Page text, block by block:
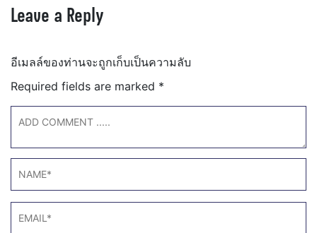
Leave a Reply
อีเมลล์ของท่านจะถูกเก็บเป็นความลับ
Required fields are marked *